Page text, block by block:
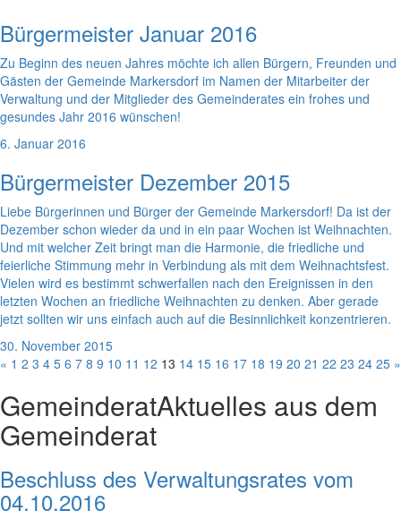
Bürgermeister Januar 2016
Zu Beginn des neuen Jahres möchte ich allen Bürgern, Freunden und
Gästen der Gemeinde Markersdorf im Namen der Mitarbeiter der
Verwaltung und der Mitglieder des Gemeinderates ein frohes und
gesundes Jahr 2016 wünschen!
6. Januar 2016
Bürgermeister Dezember 2015
Liebe Bürgerinnen und Bürger der Gemeinde Markersdorf! Da ist der
Dezember schon wieder da und in ein paar Wochen ist Weihnachten.
Und mit welcher Zeit bringt man die Harmonie, die friedliche und
feierliche Stimmung mehr in Verbindung als mit dem Weihnachtsfest.
Vielen wird es bestimmt schwerfallen nach den Ereignissen in den
letzten Wochen an friedliche Weihnachten zu denken. Aber gerade
jetzt sollten wir uns einfach auch auf die Besinnlichkeit konzentrieren.
30. November 2015
« 1 2 3 4 5 6 7 8 9 10 11 12 13 14 15 16 17 18 19 20 21 22 23 24 25 »
GemeinderatAktuelles aus dem
Gemeinderat
Beschluss des Verwaltungsrates vom
04.10.2016